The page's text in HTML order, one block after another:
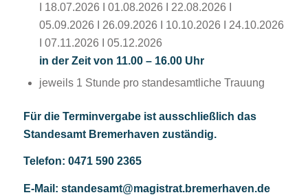
I 18.07.2026 I 01.08.2026 I 22.08.2026 I
05.09.2026 I 26.09.2026 I 10.10.2026 I 24.10.2026
I 07.11.2026 I 05.12.2026
in der Zeit von 11.00 – 16.00 Uhr
jeweils 1 Stunde pro standesamtliche Trauung
Für die Terminvergabe ist ausschließlich das
Standesamt Bremerhaven zuständig.
Telefon: 0471 590 2365
E-Mail: standesamt@magistrat.bremerhaven.de